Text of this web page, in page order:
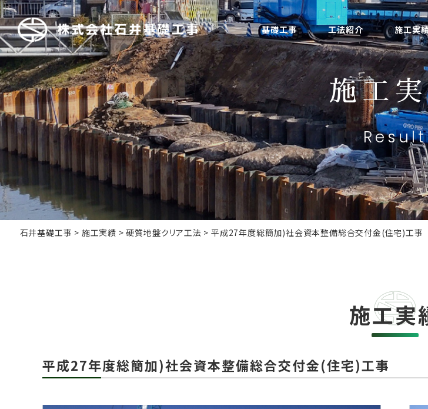
基礎工事 工法紹介 施工実
施工
Result
石井基礎工事 > 施工実績 >硬質地盤クリア工法 >平成27年度総簡加)社会資本整備総合交付金(住宅)工事
施工実
平成27年度総簡加)社会資本整備総合交付金(住宅)工事